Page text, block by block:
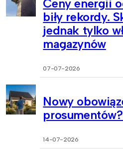
Ceny energii
biły rekordy.
jednak tylko
magazynów
07-07-2026
Nowy
14-07-2026